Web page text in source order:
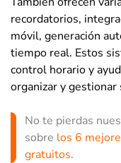
recordatorios,
móvil, generación
tiempo real. Estos
control horario y
organizar y
No te pierdas
sobre los 6
gratuitos.